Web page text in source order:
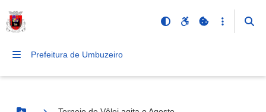
Prefeitura de Umbuzeiro